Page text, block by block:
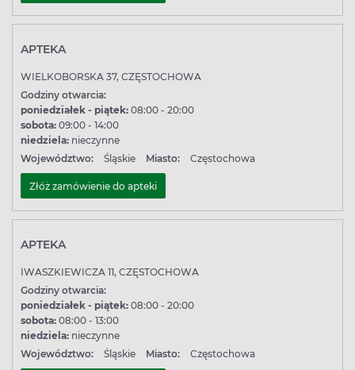
APTEKA
WIELKOBORSKA 37, CZĘSTOCHOWA
Godziny otwarcia:
poniedziałek - piątek: 08:00 - 20:00
sobota: 09:00 - 14:00
niedziela: nieczynne
Województwo:
Śląskie Miasto: Częstochowa
Złóż zamówienie do apteki
APTEKA
IWASZKIEWICZA 11, CZĘSTOCHOWA
Godziny otwarcia:
poniedziałek - piątek: 08:00 - 20:00
sobota: 08:00 - 13:00
niedziela: nieczynne
Województwo:
Śląskie Miasto: Częstochowa